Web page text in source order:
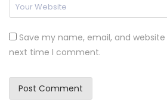
Save my name, email, and
next time I comment.